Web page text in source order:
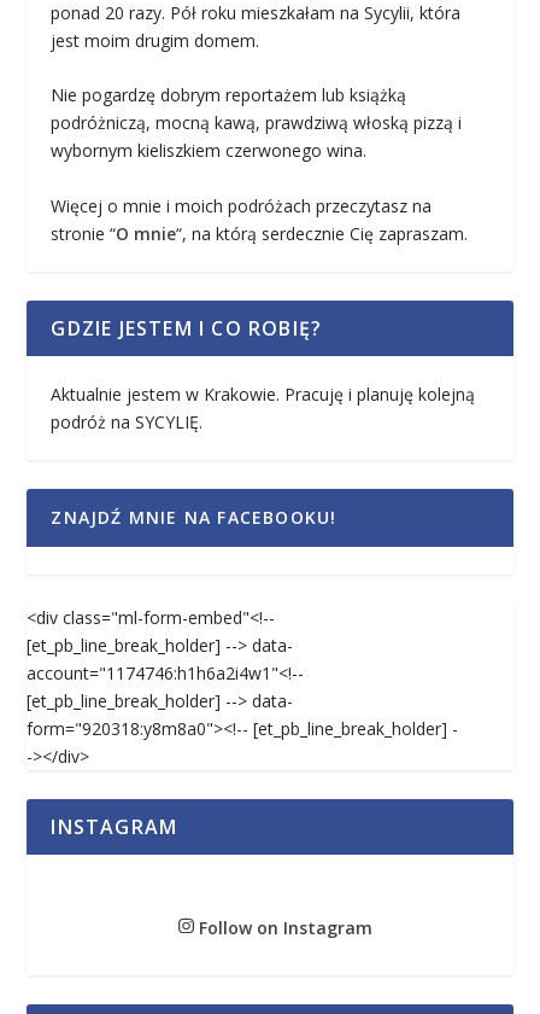
ponad 20 razy. Pół roku mieszkałam na Sycylii, która
jest moim drugim domem.
Nie pogardzę dobrym reportażem lub książką
podróżniczą, mocną kawą, prawdziwą włoską pizzą i
wybornym kieliszkiem czerwonego wina.
Więcej o mnie i moich podróżach przeczytasz na
stronie “O mnie“, na którą serdecznie Cię zapraszam.
GDZIE JESTEM I CO ROBIĘ?
Aktualnie jestem w Krakowie. Pracuję i planuję kolejną
podróż na SYCYLIĘ.
ZNAJDŹ MNIE NA FACEBOOKU!
<div class="ml-form-embed"<!--
[et_pb_line_break_holder] --> data-
account="1174746:h1h6a2i4w1"<!--
[et_pb_line_break_holder] --> data-
form="920318:y8m8a0"><!-- [et_pb_line_break_holder] -
-></div>
INSTAGRAM
Follow on Instagram